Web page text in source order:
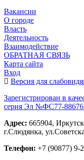
Вакансии
О городе
Власть
Деятельность
Взаимодействие
ОБРАТНАЯ СВЯЗЬ
Карта сайта
Вход
Версия для
Зарегистрирован в
серия Эл №ФС77-88676
Адрес: 665904,
г.Слюдянка,
Телефон: +7 (90877) 9-